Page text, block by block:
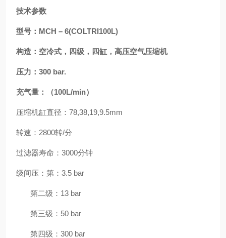
技术参数
型号： MCH – 6(COLTRI100L)
构造：空冷式，四级，四缸，高压空气压缩机
压力： 300 bar.
充气量：（100L/min）
压缩机缸直径： 78,38,19,9.5mm
转速： 2800转/分
过滤器寿命： 3000分钟
级间压：第： 3.5 bar
第二级： 13 bar
第三级： 50 bar
第四级： 300 bar